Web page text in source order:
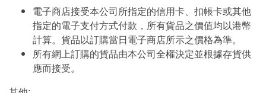
電子商店接受本公司所指定的信用卡、扣帳卡或其他
指定的電子支付方式付款，所有貨品之價值均以港幣
計算。貨品以訂購當日電子商店所示之價格為準。
所有網上訂購的貨品由本公司全權決定並根據存貨供
應而接受。